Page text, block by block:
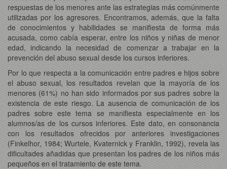
respuestas de los menores ante las estrategias más comúnmente
utilizadas por los agresores. Encontramos, además, que la falta
de conocimientos y habilidades se manifiesta de forma más
acusada, como cabía esperar, entre los niños y niñas de menor
edad, indicando la necesidad de comenzar a trabajar en la
prevención del abuso sexual desde los cursos inferiores.
Por lo que respecta a la comunicación entre padres e hijos sobre
el abuso sexual, los resultados revelan que la mayoría de los
menores (61%) no han sido informados por sus padres sobre la
existencia de este riesgo. La ausencia de comunicación de los
padres sobre este tema se manifiesta especialmente en los
alumnos/as de los cursos inferiores. Este dato, en consonancia
con los resultados ofrecidos por anteriores investigaciones
(Finkelhor, 1984; Wurtele, Kvaternick y Franklin, 1992), revela las
dificultades añadidas que presentan los padres de los niños más
pequeños en el tratamiento de este tema.